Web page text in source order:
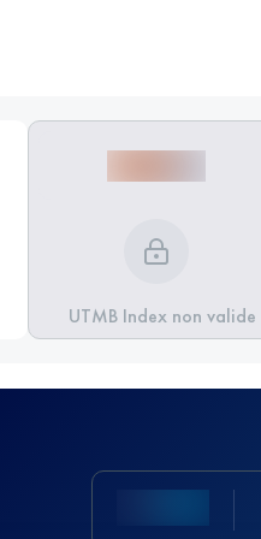
UTMB Index non valide